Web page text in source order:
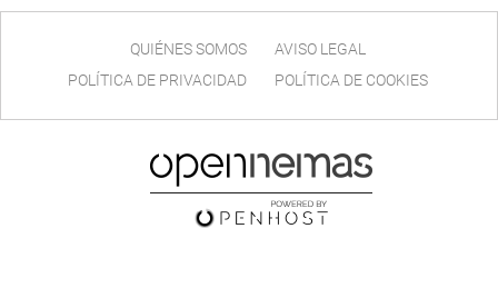
QUIÉNES SOMOS
AVISO LEGAL
POLÍTICA DE PRIVACIDAD
POLÍTICA DE COOKIES